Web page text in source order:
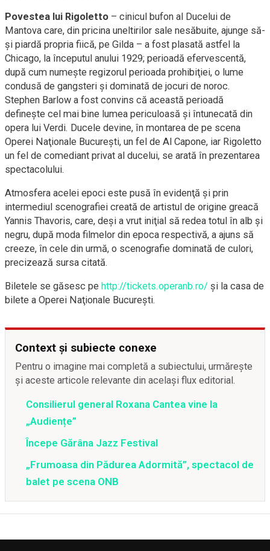
Povestea lui Rigoletto – cinicul bufon al Ducelui de
Mantova care, din pricina uneltirilor sale nesăbuite, ajunge să-
şi piardă propria fiică, pe Gilda – a fost plasată astfel la
Chicago, la începutul anului 1929; perioadă efervescentă,
după cum numeşte regizorul perioada prohibiţiei, o lume
condusă de gangsteri şi dominată de jocuri de noroc.
Stephen Barlow a fost convins că această perioadă
defineşte cel mai bine lumea periculoasă şi întunecată din
opera lui Verdi. Ducele devine, în montarea de pe scena
Operei Naţionale Bucureşti, un fel de Al Capone, iar Rigoletto
un fel de comediant privat al ducelui, se arată în prezentarea
spectacolului.
Atmosfera acelei epoci este pusă în evidenţă şi prin
intermediul scenografiei creată de artistul de origine greacă
Yannis Thavoris, care, deşi a vrut iniţial să redea totul în alb şi
negru, după moda filmelor din epoca respectivă, a ajuns să
creeze, în cele din urmă, o scenografie dominată de culori,
precizează sursa citată.
Biletele se găsesc pe http://tickets.operanb.ro/ şi la casa de
bilete a Operei Naţionale Bucureşti.
Context și subiecte conexe
Pentru o imagine mai completă a subiectului, urmărește
și aceste articole relevante din același flux editorial.
Consilierul general Roxana Cantea vine la
„Audiențe”
Începe Gărâna Jazz Festival
„Frumoasa din Pădurea Adormită”, spectacol de
balet pe scena ONB